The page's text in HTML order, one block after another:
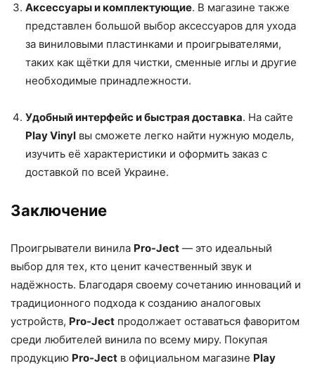
Аксессуары и комплектующие. В магазине также
представлен большой выбор аксессуаров для ухода
за виниловыми пластинками и проигрывателями,
таких как щётки для чистки, сменные иглы и другие
необходимые принадлежности.
Удобный интерфейс и быстрая доставка. На сайте
Play Vinyl вы сможете легко найти нужную модель,
изучить её характеристики и оформить заказ с
доставкой по всей Украине.
Заключение
Проигрыватели винила Pro-Ject — это идеальный
выбор для тех, кто ценит качественный звук и
надёжность. Благодаря своему сочетанию инноваций и
традиционного подхода к созданию аналоговых
устройств, Pro-Ject продолжает оставаться фаворитом
среди любителей винила по всему миру. Покупая
продукцию Pro-Ject в официальном магазине Play